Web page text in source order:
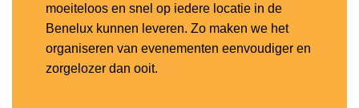
moeiteloos en snel op iedere locatie in de
Benelux kunnen leveren. Zo maken we het
organiseren van evenementen eenvoudiger en
zorgelozer dan ooit.